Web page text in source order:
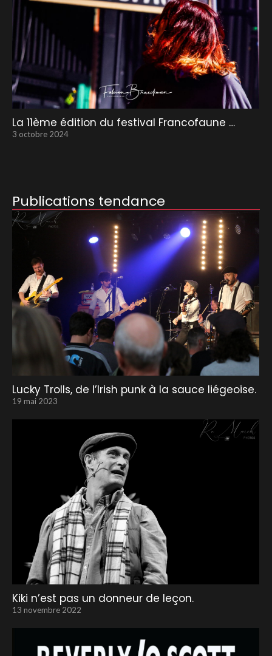
La 11ème édition du festival Francofaune …
3 octobre 2024
Publications tendance
Lucky Trolls, de l’Irish punk à la sauce liégeoise.
19 mai 2023
Kiki n’est pas un donneur de leçon.
13 novembre 2022